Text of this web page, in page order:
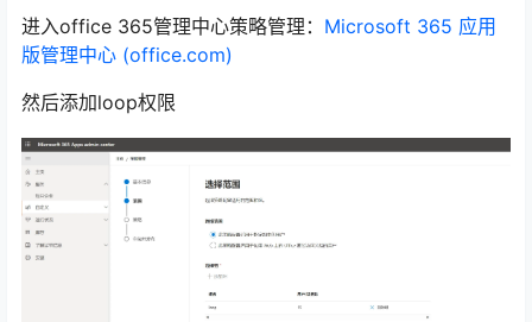
进入office 365管理中心策略管理： Microsoft 365 应用
版管理中心 (office.com)
然后添加loop权限